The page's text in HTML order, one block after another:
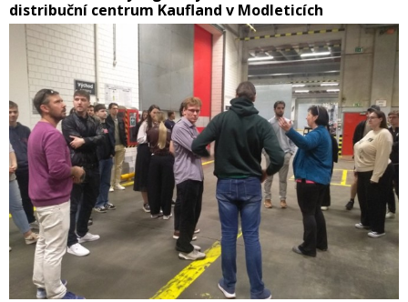
distribuční centrum Kaufland v Modleticích